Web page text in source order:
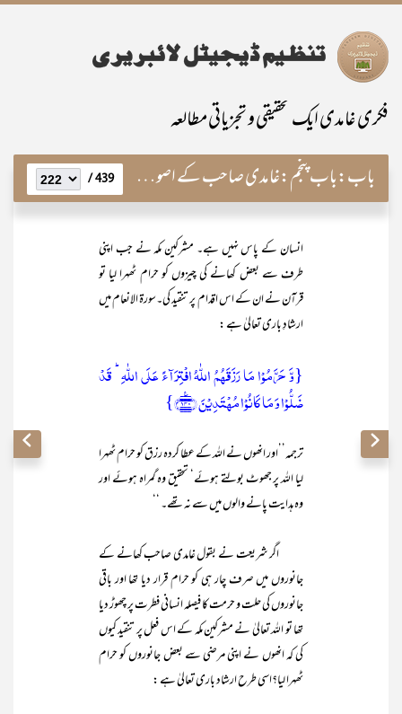
فکری غامدی ایک تحقیقی و تجزیاتی مطالعہ
باب:باب پنجم:غامدی صاحب کے اصولِ فطرت کی غلطی 439 /
انسان کے پاس نہیں ہے۔ مشرکین مکہ نے جب اپنی
طرف سے بعض کھانے کی چیزوں کو حرام ٹھہرا لیا تو
قرآن نے ان کے اس اقدام پر تنقید کی۔سورۃ الانعام میں
ارشادِ باری تعالیٰ ہے :
{وَّ حَرَّمُوۡا مَا رَزَقَہُمُ اللّٰہُ افۡتِرَآءً عَلَی اللّٰہِ ؕ قَدۡ
ضَلُّوۡا وَ مَا کَانُوۡا مُہۡتَدِیۡنَ ﴿۱۴۰﴾٪}
ترجمہ’’اور انھوں نے اللہ کے عطا کردہ رزق کو حرام ٹھہرا
لیا اللہ پر جھوٹ بولتے ہوئے‘ تحقیق وہ گمراہ ہوئے اور
وہ ہدایت پانے والوں میں سے نہ تھے۔ ‘‘
اگر شریعت نے بقول غامدی صاحب کھانے کے
جانوروں میں صرف چار ہی کو حرام قرار دیا تھا اور باقی
جانوروں کی حلت و حرمت کا فیصلہ انسانی فطرت پر چھوڑ دیا
تھا تو اللہ تعالیٰ نے مشرکین مکہ کے اس فعل پر تنقید کیوں
کی کہ انھوں نے اپنی مرضی سے بعض جانوروں کو حرام
ٹھہرا لیا؟اسی طرح ارشاد باری تعالیٰ ہے :